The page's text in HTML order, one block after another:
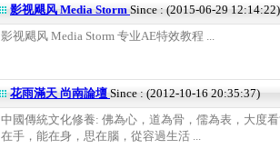
影视飓风 Media Storm Since : (2015-06-29 12:14:22)
影视飓风 Media Storm 专业AE特效教程 ...
花雨滿天 尚南論壇 Since : (2012-10-16 20:35:37)
中國傳統文化修養: 佛為心，道為骨，儒為表，大度
在手，能在身，思在腦，從容過生活 ...